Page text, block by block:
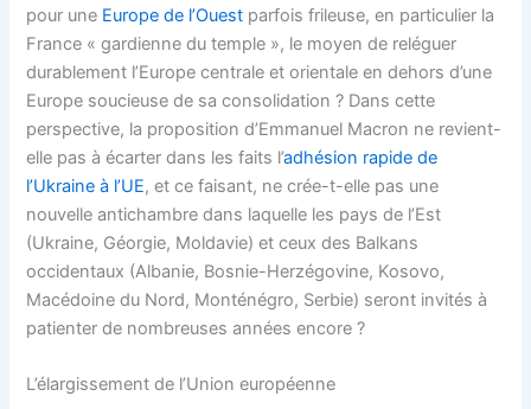
pour une Europe de l’Ouest parfois frileuse, en particulier la
France « gardienne du temple », le moyen de reléguer
durablement l’Europe centrale et orientale en dehors d’une
Europe soucieuse de sa consolidation ? Dans cette
perspective, la proposition d’Emmanuel Macron ne revient-
elle pas à écarter dans les faits l’adhésion rapide de
l’Ukraine à l’UE, et ce faisant, ne crée-t-elle pas une
nouvelle antichambre dans laquelle les pays de l’Est
(Ukraine, Géorgie, Moldavie) et ceux des Balkans
occidentaux (Albanie, Bosnie-Herzégovine, Kosovo,
Macédoine du Nord, Monténégro, Serbie) seront invités à
patienter de nombreuses années encore ?
L’élargissement de l’Union européenne